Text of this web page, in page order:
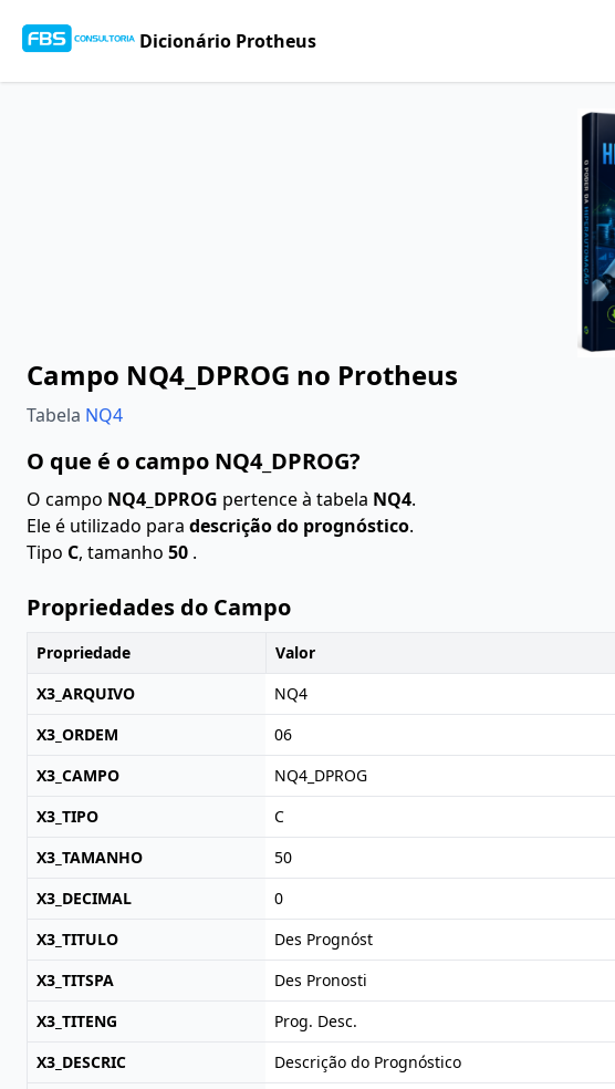
Dicionário Protheus
Campo NQ4_DPROG no Protheus
Tabela NQ4
O que é o campo NQ4_DPROG?
O campo NQ4_DPROG pertence à tabela NQ4.
Ele é utilizado para descrição do prognóstico.
Tipo C, tamanho 50 .
Propriedades do Campo
Propriedade
Valor
X3_ARQUIVO
NQ4
X3_ORDEM
06
X3_CAMPO
NQ4_DPROG
X3_TIPO
C
X3_TAMANHO
50
X3_DECIMAL
0
X3_TITULO
Des Prognóst
X3_TITSPA
Des Pronosti
X3_TITENG
Prog. Desc.
X3_DESCRIC
Descrição do Prognóstico